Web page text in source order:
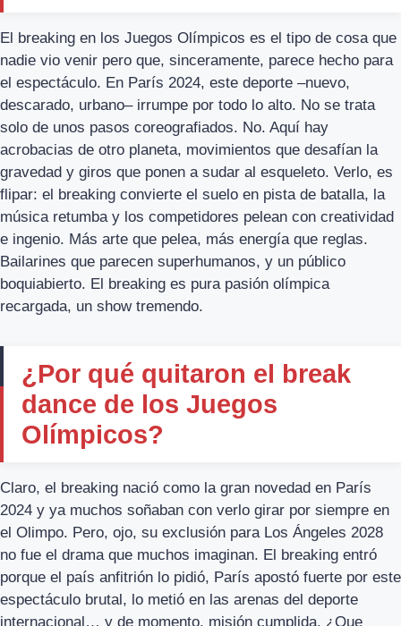
El breaking en los Juegos Olímpicos es el tipo de cosa que
nadie vio venir pero que, sinceramente, parece hecho para
el espectáculo. En París 2024, este deporte –nuevo,
descarado, urbano– irrumpe por todo lo alto. No se trata
solo de unos pasos coreografiados. No. Aquí hay
acrobacias de otro planeta, movimientos que desafían la
gravedad y giros que ponen a sudar al esqueleto. Verlo, es
flipar: el breaking convierte el suelo en pista de batalla, la
música retumba y los competidores pelean con creatividad
e ingenio. Más arte que pelea, más energía que reglas.
Bailarines que parecen superhumanos, y un público
boquiabierto. El breaking es pura pasión olímpica
recargada, un show tremendo.
¿Por qué quitaron el break
dance de los Juegos
Olímpicos?
Claro, el breaking nació como la gran novedad en París
2024 y ya muchos soñaban con verlo girar por siempre en
el Olimpo. Pero, ojo, su exclusión para Los Ángeles 2028
no fue el drama que muchos imaginan. El breaking entró
porque el país anfitrión lo pidió, París apostó fuerte por este
espectáculo brutal, lo metió en las arenas del deporte
internacional… y de momento, misión cumplida. ¿Que